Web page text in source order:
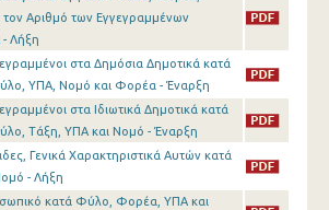
Αριθμό των Εγγεγραμμένων
Λήξη
στα Δημόσια Δημοτικά κατά
ΥΠΑ, Νομό και Φορέα - Έναρξη
στα Ιδιωτικά Δημοτικά κατά
Τάξη, ΥΠΑ και Νομό - Έναρξη
Γενικά Χαρακτηριστικά Αυτών κατά
- Λήξη
κατά Φύλο, Φορέα, ΥΠΑ και